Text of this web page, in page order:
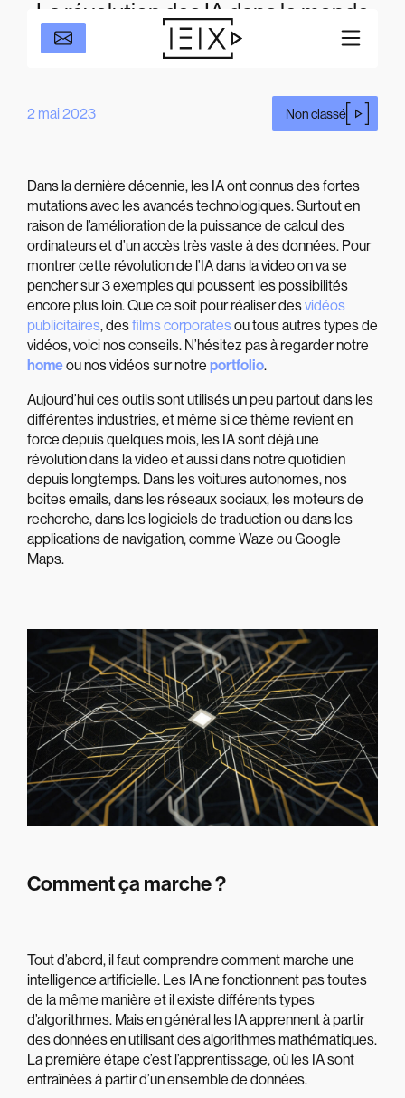
La révolution des IA dans le monde
de la video
2 mai 2023 Non classé
Dans la dernière décennie, les IA ont connus des fortes
mutations avec les avancés technologiques. Surtout en
raison de l’amélioration de la puissance de calcul des
ordinateurs et d’un accès très vaste à des données. Pour
montrer cette révolution de l’IA dans la video on va se
pencher sur 3 exemples qui poussent les possibilités
encore plus loin. Que ce soit pour réaliser desvidéos
publicitaires, desfilms corporatesou tous autres types de
vidéos, voici nos conseils. N’hésitez pas à regarder notre
homeou nos vidéos sur notre portfolio.
Aujourd’hui ces outils sont utilisés un peu partout dans les
différentes industries, et même si ce thème revient en
force depuis quelques mois, les IA sont déjà une
révolution dans la video et aussi dans notre quotidien
depuis longtemps. Dans les voitures autonomes, nos
boites emails, dans les réseaux sociaux, les moteurs de
recherche, dans les logiciels de traduction ou dans les
applications de navigation, comme Waze ou Google
Maps.
Comment ça marche ?
Tout d’abord, il faut comprendre comment marche une
intelligence artificielle. Les IA ne fonctionnent pas toutes
de la même manière et il existe différents types
d’algorithmes. Mais en général les IA apprennent à partir
des données en utilisant des algorithmes mathématiques.
La première étape c’est l’apprentissage, où les IA sont
entraînées à partir d’un ensemble de données.